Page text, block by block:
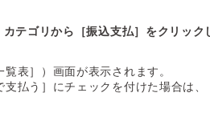
テゴリから［振込支払］をクリック
表］）画面が表示されます。
払う］にチェックを付けた場合は、